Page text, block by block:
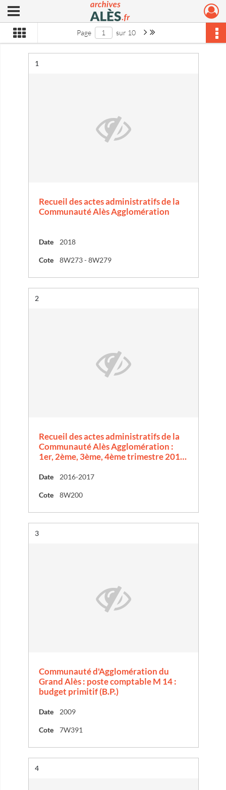
Archives municipales d'Alès
Ouvrir le menu déroulant
Page sur 10 Page suivante : 1/10
Résultat n°
1
Recueil des actes administratifs de la
Communauté Alès Agglomération
Date 2018
Cote 8W273 - 8W279
Résultat n°
2
Recueil des actes administratifs de la
Communauté Alès Agglomération :
1er, 2ème, 3ème, 4ème trimestre 201…
Date 2016-2017
Cote 8W200
Résultat n°
3
Communauté d'Agglomération du
Grand Alès : poste comptable M 14 :
budget primitif (B.P.)
Date 2009
Cote 7W391
Résultat n°
4